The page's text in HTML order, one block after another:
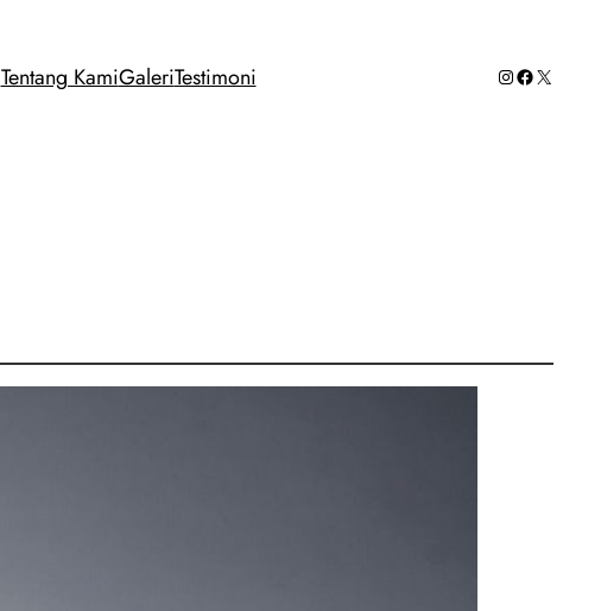
Tentang KamiGaleriTestimoni Instagram
Facebook
X